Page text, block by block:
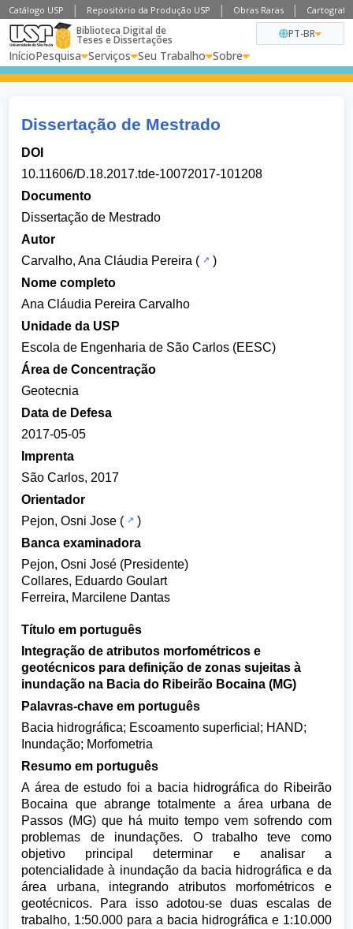
Catálogo USP Repositório da Produção USP Obras Raras
Biblioteca Digital de
Teses e Dissertações
InícioPesquisa Serviços Seu Trabalho Sobre
PT-BR
Dissertação de Mestrado
DOI
10.11606/D.18.2017.tde-10072017-101208
Documento
Dissertação de Mestrado
Autor
Carvalho, Ana Cláudia Pereira (
)
Nome completo
Ana Cláudia Pereira Carvalho
Unidade da USP
Escola de Engenharia de São Carlos (EESC)
Área de Concentração
Geotecnia
Data de Defesa
2017-05-05
Imprenta
São Carlos, 2017
Orientador
Pejon, Osni Jose (
)
Banca examinadora
Pejon, Osni José (Presidente)
Collares, Eduardo Goulart
Ferreira, Marcilene Dantas
Título em português
Integração de atributos morfométricos e
geotécnicos para definição de zonas sujeitas à
inundação na Bacia do Ribeirão Bocaina (MG)
Palavras-chave em português
Bacia hidrográfica; Escoamento superficial; HAND;
Inundação; Morfometria
Resumo em português
A área de estudo foi a bacia hidrográfica do Ribeirão
Bocaina que abrange totalmente a área urbana de
Passos (MG) que há muito tempo vem sofrendo com
problemas de inundações. O trabalho teve como
objetivo principal determinar e analisar a
potencialidade à inundação da bacia hidrográfica e da
área urbana, integrando atributos morfométricos e
geotécnicos. Para isso adotou-se duas escalas de
trabalho, 1:50.000 para a bacia hidrográfica e 1:10.000